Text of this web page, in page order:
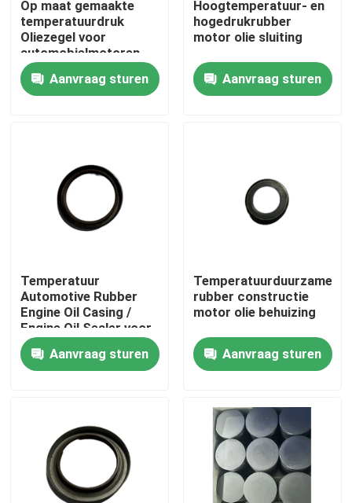
Thuis
Producten
Fabrieksreis
Contacteer ons
Vraag een offerte aan
Roterende olieverbinding
Drijvende olieverbinding
Op maat gemaakte
temperatuurdruk
Oliezegel voor
automobielmotoren
met uitstekende
duurzaamheid
Aanvraag sturen
Hoogtemperatuur- en
hogedrukrubber
motor olie sluiting
Aanvraag sturen
Temperatuur
Automotive Rubber
Engine Oil Casing /
Engine Oil Sealer voor
auto's en
vrachtwagens
Aanvraag sturen
Temperatuurduurzame
rubber constructie
motor olie behuizing
Aanvraag sturen